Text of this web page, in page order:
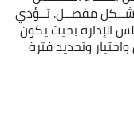
مفصــل. تــؤدي
الإدارة بحيث يكون
وتحديد فترة